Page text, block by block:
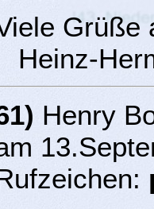
Grüße
Heinz-
Henry